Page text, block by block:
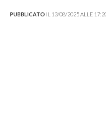
PUBBLICATO IL 13/08/2025 ALLE